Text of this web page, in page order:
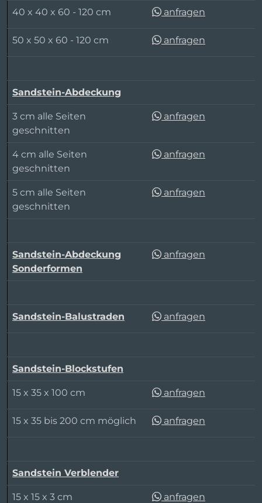
40 x 40 x 60 - 120 cm anfragen
50 x 50 x 60 - 120 cm anfragen
Sandstein-Abdeckung
3 cm alle Seiten
geschnitten
anfragen
4 cm alle Seiten
geschnitten
anfragen
5 cm alle Seiten
geschnitten
anfragen
Sandstein-Abdeckung
Sonderformen
anfragen
Sandstein-Balustraden anfragen
Sandstein-Blockstufen
15 x 35 x 100 cm anfragen
15 x 35 bis 200 cm möglich anfragen
Sandstein Verblender
15 x 15 x 3 cm anfragen